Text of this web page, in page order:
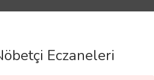
Eczaneleri